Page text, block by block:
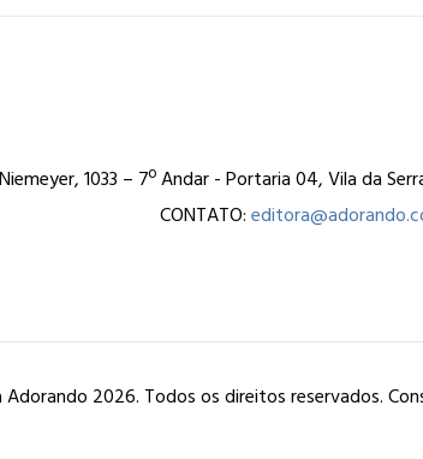
1033 – 7º Andar - Portaria 04, Vila da
CONTATO:
2026. Todos os direitos reservados.